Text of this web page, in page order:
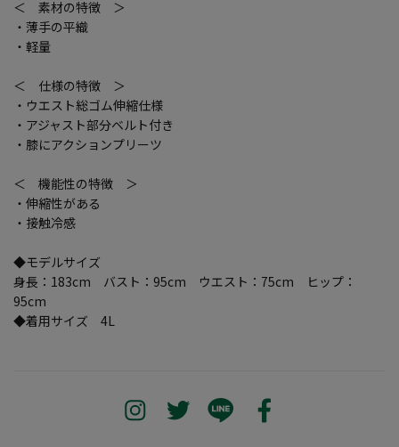
＜ 素材の特徴 ＞
・薄手の平織
・軽量
＜ 仕様の特徴 ＞
・ウエスト総ゴム伸縮仕様
・アジャスト部分ベルト付き
・膝にアクションプリーツ
＜ 機能性の特徴 ＞
・伸縮性がある
・接触冷感
◆モデルサイズ
身長：183cm バスト：95cm ウエスト：75cm ヒップ：
95cm
◆着用サイズ 4L